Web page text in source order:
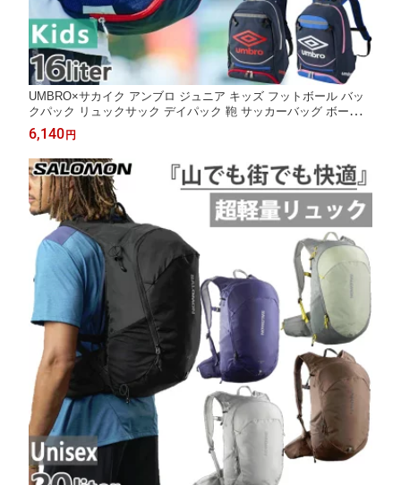
UMBRO×サカイク アンブロ ジュニア キッズ フットボール バッ
クパック リュックサック デイパック 鞄 サッカーバッグ ボール収
納 ブラック 黒 ネイビー ブルー 青 送料無料 UMBRO UF5SBP02
J
6,140 円